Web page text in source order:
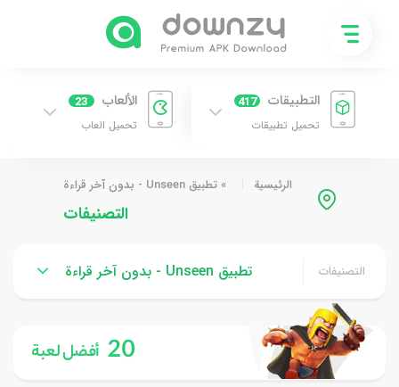
التطبيقات 417
تحميل تطبيقات
الألعاب 23
تحميل العاب
الرئيسية »تطبيق Unseen - بدون آخر قراءة
التصنيفات
التصنيفات تطبيق Unseen - بدون آخر قراءة
20 أفضل لعبة